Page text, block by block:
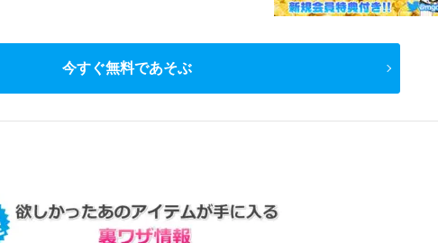
今すぐ無料であそぶ